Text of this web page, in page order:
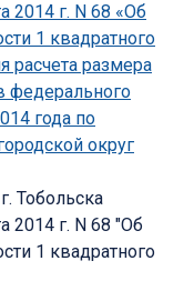
2014 г. N 68 «Об
1 квадратного
расчета размера
федерального
года по
округ
Тобольска
2014 г. N 68 "Об
1 квадратного